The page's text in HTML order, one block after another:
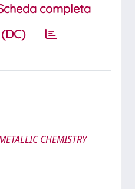
completa
CHEMISTRY